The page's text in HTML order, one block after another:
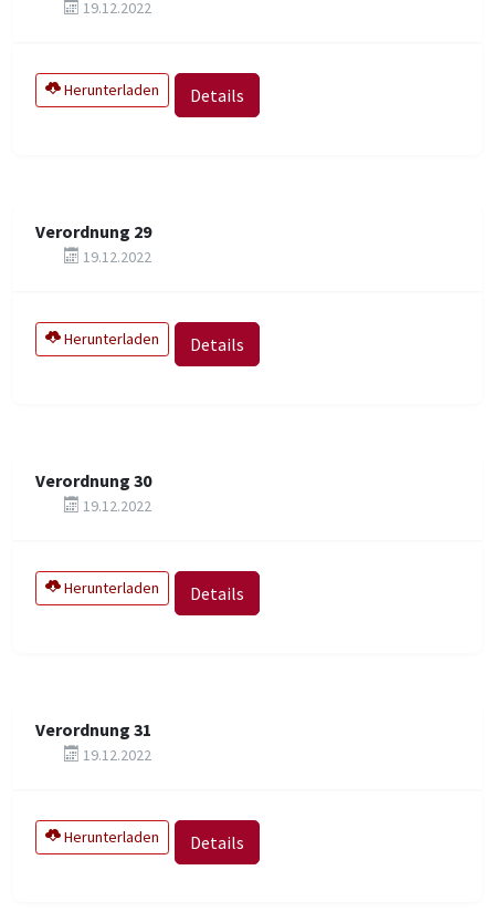
19.12.2022
Herunterladen Details
Verordnung 29
19.12.2022
Herunterladen Details
Verordnung 30
19.12.2022
Herunterladen Details
Verordnung 31
19.12.2022
Herunterladen Details